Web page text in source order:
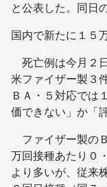
と公表した。同日
国内で新たに１５
死亡例は今月２
米ファイザー製３
ＢＡ・５対応では
価できない」か「
ファイザー製の
万回接種あたり０
より多いが、従来